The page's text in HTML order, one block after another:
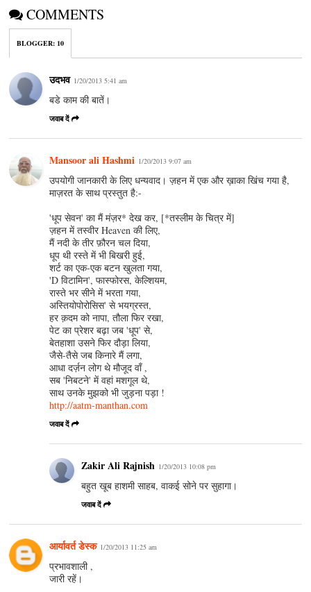
COMMENTS
BLOGGER:10
उदभव 1/20/2013 5:41 am
बडे काम की बातें।
जवाब दें
Mansoor ali Hashmi 1/20/2013 9:07 am
उपयोगी जानकारी के लिए धन्यवाद। ज़हन में एक और ख़ाका खिंच गया है,
माज़रत के साथ प्रस्तुत है:-
'धूप सेवन' का मैं मंज़र* देख कर, [*तस्लीम के चित्र में]
ज़हन में तस्वीर Heaven की लिए,
मैं नदी के तीर फ़ौरन चल दिया,
धूप थी रस्ते में भी बिखरी हुई,
शर्ट का एक-एक बटन खुलता गया,
'D विटामिन', फास्फोरस, केल्शियम,
रास्ते भर सीने में भरता गया,
अस्तियोपोरोसिस' से भयग्रस्त,
हर क़दम को नापा, तौला फिर रखा,
पेट का प्रेशर बढ़ा जब 'धूप' से,
बेतहाशा उसने फिर दौड़ा लिया,
जैसे-तैसे जब किनारे मैं लगा,
आधा दर्ज़न लोग थे मौजूद वाँ ,
सब 'निबटने' में वहां मशगूल थे,
साथ उनके मुझको भी जुड़ना पड़ा !
http://aatm-manthan.com
जवाब दें
Zakir Ali Rajnish 1/20/2013 10:08 pm
बहुत खूब हाशमी साहब, वाकई सोने पर सुहागा।
जवाब दें
आर्यावर्त डेस्क 1/20/2013 11:25 am
प्रभावशाली ,
जारी रहें।